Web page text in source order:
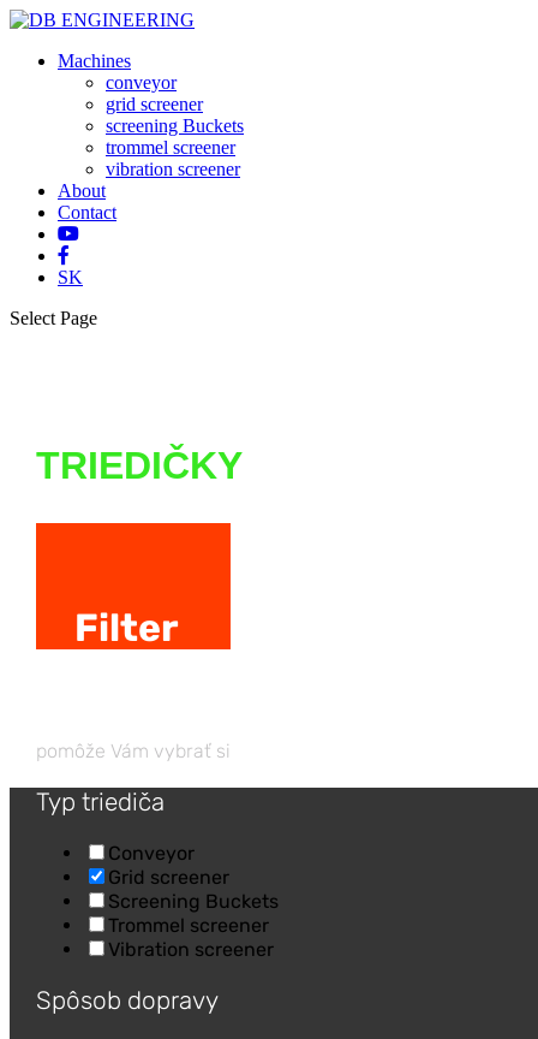
Machines
conveyor
grid screener
screening Buckets
trommel screener
vibration screener
About
Contact
SK
Select Page
TRIEDIČKY
Filter
pomôže Vám vybrať si
Typ triediča
Conveyor
Grid screener
Screening Buckets
Trommel screener
Vibration screener
Spôsob dopravy